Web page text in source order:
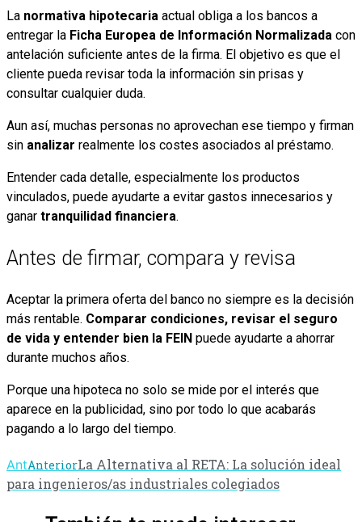
La normativa hipotecaria actual obliga a los bancos a
entregar la Ficha Europea de Información Normalizada con
antelación suficiente antes de la firma. El objetivo es que el
cliente pueda revisar toda la información sin prisas y
consultar cualquier duda.
Aun así, muchas personas no aprovechan ese tiempo y firman
sin analizar realmente los costes asociados al préstamo.
Entender cada detalle, especialmente los productos
vinculados, puede ayudarte a evitar gastos innecesarios y
ganar tranquilidad financiera.
Antes de firmar, compara y revisa
Aceptar la primera oferta del banco no siempre es la decisión
más rentable. Comparar condiciones, revisar el seguro
de vida y entender bien la FEIN puede ayudarte a ahorrar
durante muchos años.
Porque una hipoteca no solo se mide por el interés que
aparece en la publicidad, sino por todo lo que acabarás
pagando a lo largo del tiempo.
AntAnteriorLa Alternativa al RETA: La solución ideal
para ingenieros/as industriales colegiados